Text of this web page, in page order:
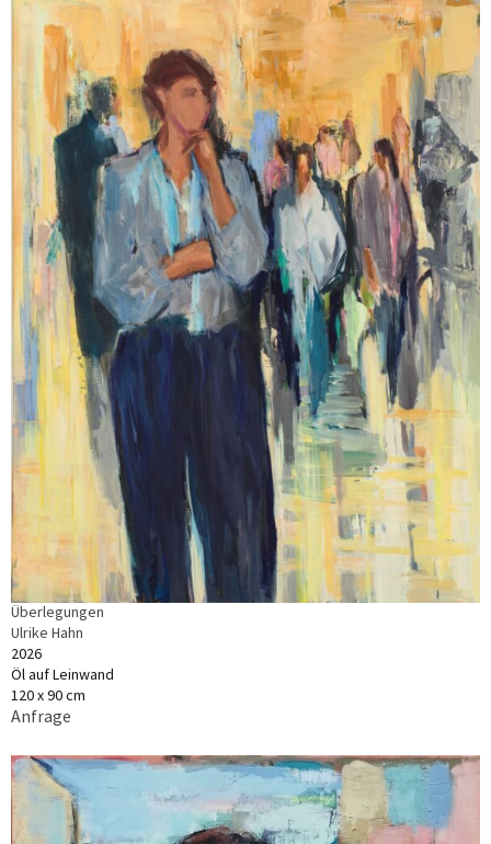
Überlegungen
Ulrike Hahn
2026
Öl auf Leinwand
120 x 90 cm
Anfrage